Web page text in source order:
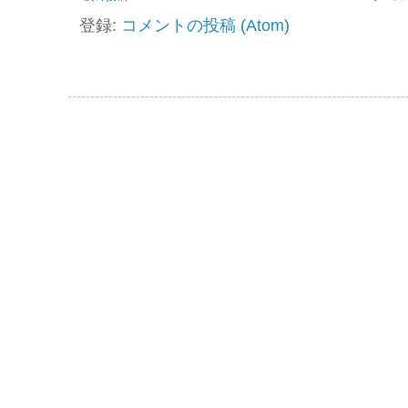
登録: コメントの投稿 (Atom)